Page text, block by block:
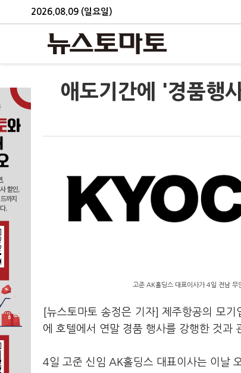
2026.08.09 (일요일)
애도기간에 '경품행
고준 AK홀딩스 대표이사가 4일 전남 무
[뉴스토마토 송정은 기자] 제주항공의 모
에 호텔에서 연말 경품 행사를 강행한 것과
4일 고준 신임 AK홀딩스 대표이사는 이날